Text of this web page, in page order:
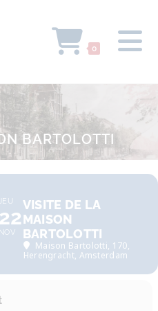
0
BARTOLOTTI
JEU
22
NOV
VISITE DE LA
MAISON
BARTOLOTTI
Maison Bartolotti, 170,
Herengracht, Amsterdam